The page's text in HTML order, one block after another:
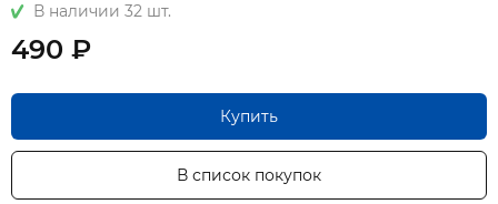
В наличии 32 шт.
490 ₽
Купить
В список покупок